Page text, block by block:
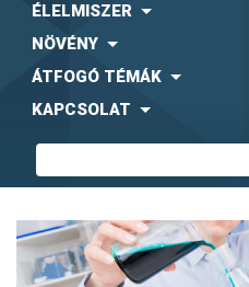
ÉLELMISZER
NÖVÉNY
ÁTFOGÓ TÉMÁK
KAPCSOLAT